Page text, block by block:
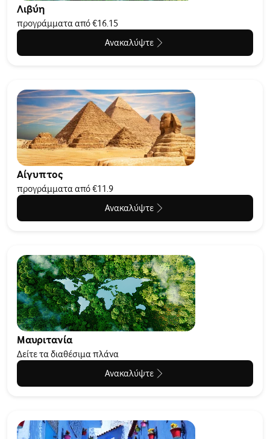
Λιβύη
προγράμματα από €16.15
Ανακαλύψτε
Αίγυπτος
προγράμματα από €11.9
Ανακαλύψτε
Μαυριτανία
Δείτε τα διαθέσιμα πλάνα
Ανακαλύψτε